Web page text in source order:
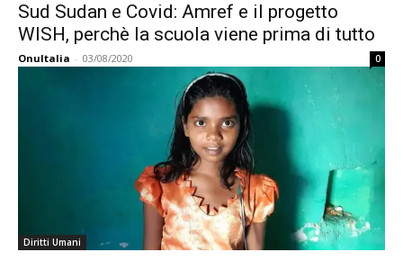
Sud Sudan e Covid: Amref e il progetto
WISH, perchè la scuola viene prima di tutto
OnuItalia - 03/08/2020 0
Diritti Umani